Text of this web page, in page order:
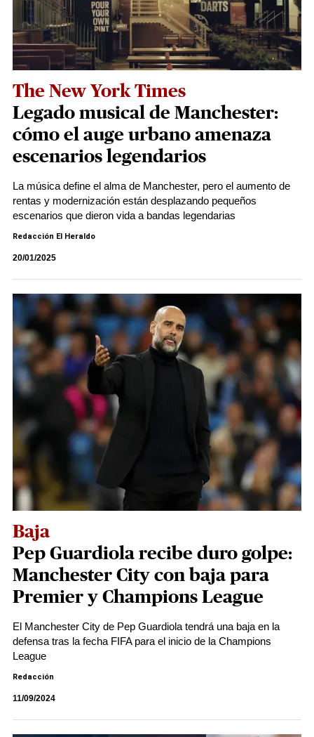
The New York Times
Legado musical de Manchester:
cómo el auge urbano amenaza
escenarios legendarios
La música define el alma de Manchester, pero el aumento de
rentas y modernización están desplazando pequeños
escenarios que dieron vida a bandas legendarias
Redacción El Heraldo
20/01/2025
Baja
Pep Guardiola recibe duro golpe:
Manchester City con baja para
Premier y Champions League
El Manchester City de Pep Guardiola tendrá una baja en la
defensa tras la fecha FIFA para el inicio de la Champions
League
Redacción
11/09/2024